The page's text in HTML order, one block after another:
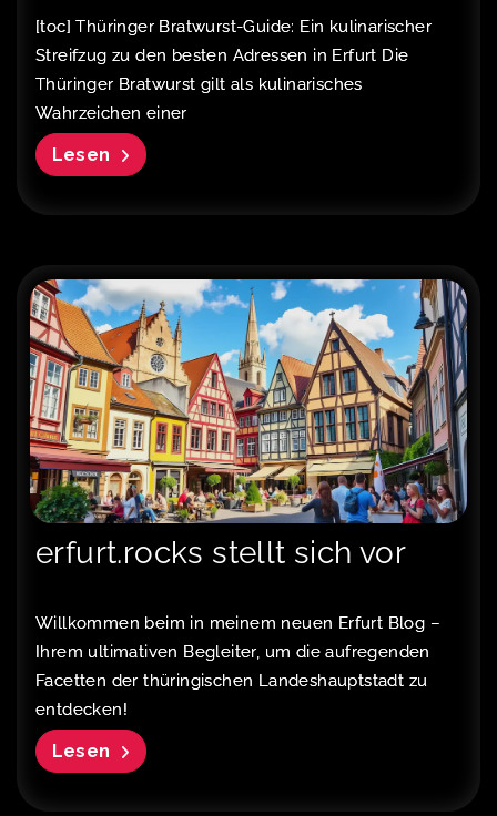
[toc] Thüringer Bratwurst-Guide: Ein kulinarischer
Streifzug zu den besten Adressen in Erfurt Die
Thüringer Bratwurst gilt als kulinarisches
Wahrzeichen einer
Lesen
erfurt.rocks stellt sich vor
Willkommen beim in meinem neuen Erfurt Blog –
Ihrem ultimativen Begleiter, um die aufregenden
Facetten der thüringischen Landeshauptstadt zu
entdecken!
Lesen